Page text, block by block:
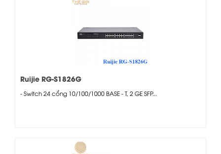
Ruijie RG-S1826G
- Switch 24 cổng 10/100/1000 BASE - T, 2 GE SFP...